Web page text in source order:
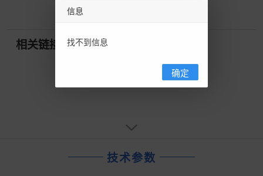
相关链接
技术参数
信息
找不到信息
确定